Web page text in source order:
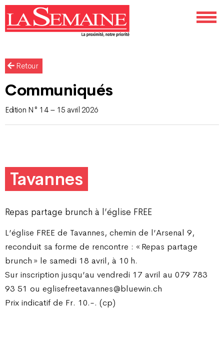
Retour
Communiqués
Edition N° 14 – 15 avril 2026
Tavannes
Repas partage brunch à l’église FREE
L’église FREE de Tavannes, chemin de l’Arsenal 9,
reconduit sa forme de rencontre : « Repas partage
brunch » le samedi 18 avril, à 10 h.
Sur inscription jusqu’au vendredi 17 avril au 079 783
93 51 ou eglisefreetavannes@bluewin.ch
Prix indicatif de Fr. 10.-. (cp)